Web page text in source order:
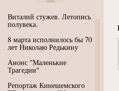
Виталий стужев. Летопись
полувека.
8 марта исполнилось бы 70
лет Николаю Редькину
Анонс "Маленькие
Трагедии"
Репортаж Кинешемского